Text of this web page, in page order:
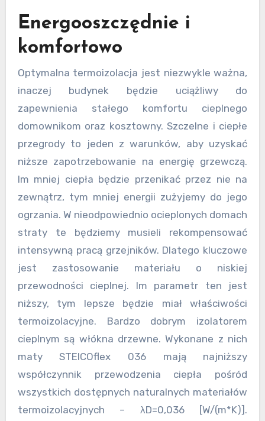
Energooszczędnie i
komfortowo
Optymalna termoizolacja jest niezwykle ważna,
inaczej budynek będzie uciążliwy do
zapewnienia stałego komfortu cieplnego
domownikom oraz kosztowny. Szczelne i ciepłe
przegrody to jeden z warunków, aby uzyskać
niższe zapotrzebowanie na energię grzewczą.
Im mniej ciepła będzie przenikać przez nie na
zewnątrz, tym mniej energii zużyjemy do jego
ogrzania. W nieodpowiednio ocieplonych domach
straty te będziemy musieli rekompensować
intensywną pracą grzejników. Dlatego kluczowe
jest zastosowanie materiału o niskiej
przewodności cieplnej. Im parametr ten jest
niższy, tym lepsze będzie miał właściwości
termoizolacyjne. Bardzo dobrym izolatorem
cieplnym są włókna drzewne. Wykonane z nich
maty STEICOflex 036 mają najniższy
współczynnik przewodzenia ciepła pośród
wszystkich dostępnych naturalnych materiałów
termoizolacyjnych – λD=0,036 [W/(m*K)].